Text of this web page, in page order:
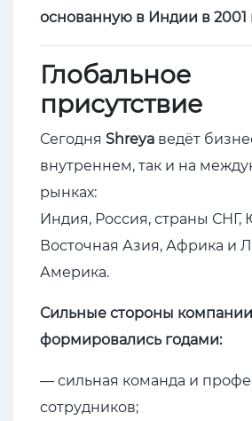
основанную в Индии в 2001
Глобальное
присутствие
Сегодня Shreya ведёт
внутреннем, так и на
рынках:
Индия, Россия, страны СНГ,
Восточная Азия, Африка и
Америка.
Сильные стороны компании
формировались годами:
— сильная команда и
сотрудников;